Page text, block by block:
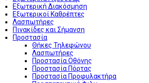
Εξωτερική Διακόσμηση
Εξωτερικοί Καθρέπτες
Λασπωτήρες
Πινακίδες και Σήμανση
Προστασία
Θήκες Τηλεφώνου
Λασπωτήρες
Προστασία Οθόνης
Προστασία Πόρτας
Προστασία Προφυλακτήρα